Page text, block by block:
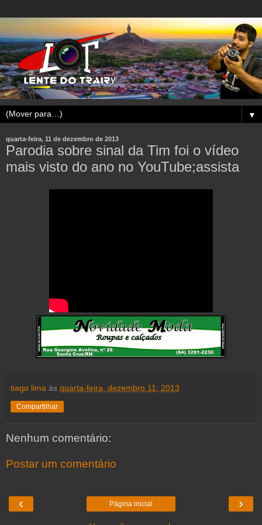
▼
quarta-feira, 11 de dezembro de 2013
Parodia sobre sinal da Tim foi o vídeo
mais visto do ano no YouTube;assista
tiago lima às quarta-feira, dezembro 11, 2013
Compartilhar
Nenhum comentário:
Postar um comentário
‹ ›
Página inicial